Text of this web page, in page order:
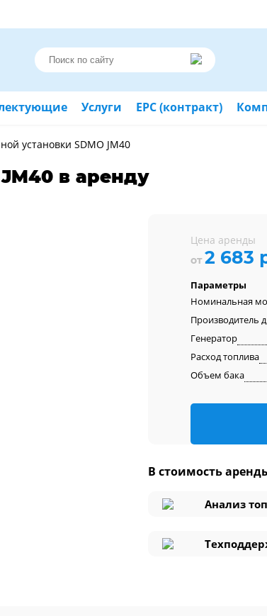
Услуги ЕРС (контракт)
установки SDМО JМ40
в аренду
Цена аренды
от 2 683
Параметры
Номинальная
Производитель
Генератор
Расход топлива
Объем бака
В стоимость
Анализ